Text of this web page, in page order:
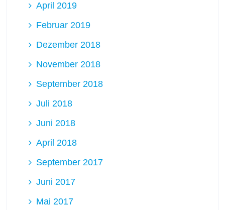
April 2019
Februar 2019
Dezember 2018
November 2018
September 2018
Juli 2018
Juni 2018
April 2018
September 2017
Juni 2017
Mai 2017